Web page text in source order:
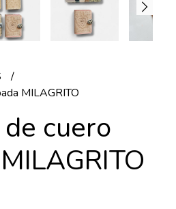
MILAGRITO
cuero